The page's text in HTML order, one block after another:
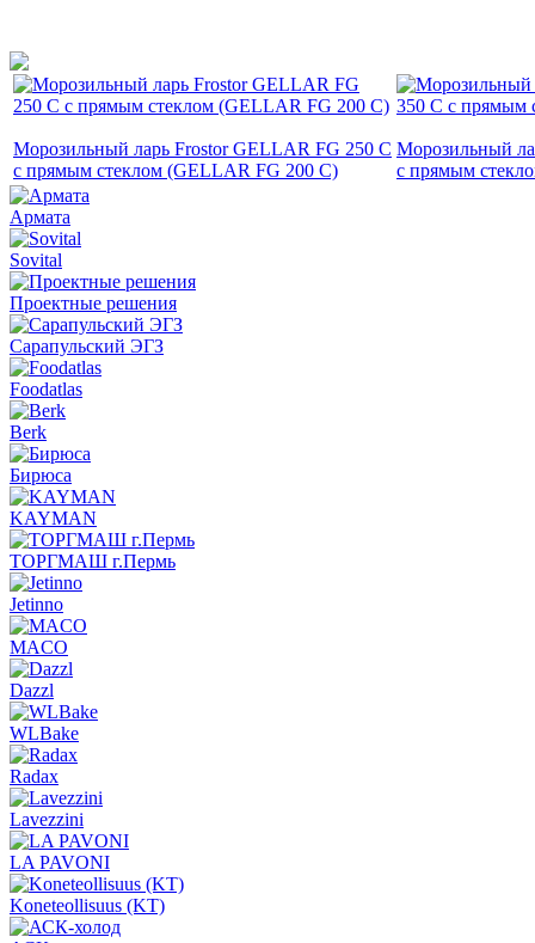
Морозильный ларь Frostor GELLAR FG 250 C
с прямым стеклом (GELLAR FG 200 C)
Морозильный
с прямым
Армата
Sovital
Проектные решения
Сарапульский ЭГЗ
Foodatlas
Berk
Бирюса
KAYMAN
ТОРГМАШ г.Пермь
Jetinno
MACO
Dazzl
WLBake
Radax
Lavezzini
LA PAVONI
Koneteollisuus (KT)